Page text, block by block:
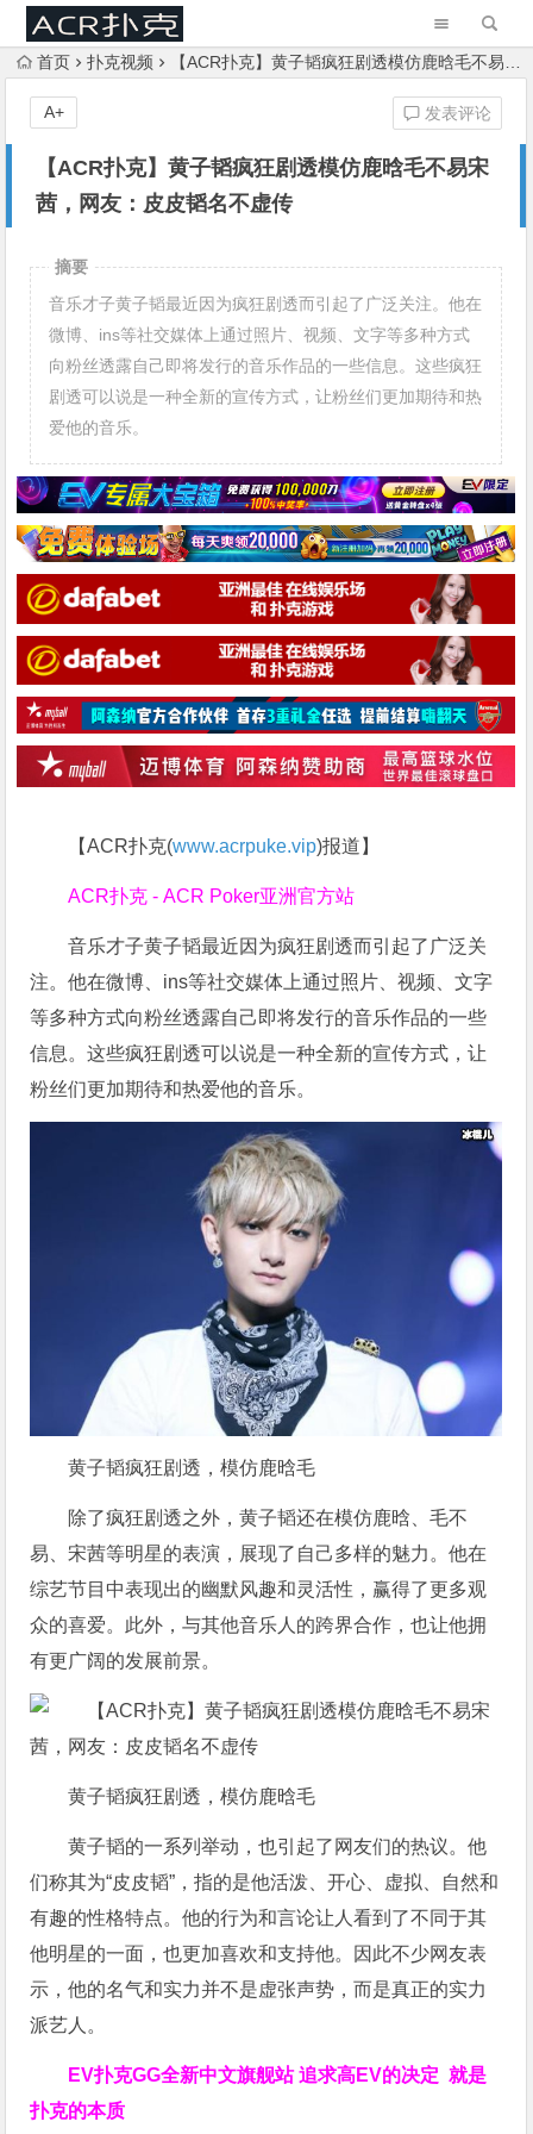
首页 扑克视频 【ACR扑克】黄子韬疯狂剧透模仿鹿晗毛不易宋茜，网友：皮皮韬名不虚传
【ACR扑克】黄子韬疯狂剧透模仿鹿晗毛不易宋
茜，网友：皮皮韬名不虚传
发表评论
A+
摘要
音乐才子黄子韬最近因为疯狂剧透而引起了广泛关注。他在
微博、ins等社交媒体上通过照片、视频、文字等多种方式
向粉丝透露自己即将发行的音乐作品的一些信息。这些疯狂
剧透可以说是一种全新的宣传方式，让粉丝们更加期待和热
爱他的音乐。
【ACR扑克(www.acrpuke.vip)报道】
ACR扑克 - ACR Poker亚洲官方站
音乐才子黄子韬最近因为疯狂剧透而引起了广泛关
注。他在微博、ins等社交媒体上通过照片、视频、文字
等多种方式向粉丝透露自己即将发行的音乐作品的一些
信息。这些疯狂剧透可以说是一种全新的宣传方式，让
粉丝们更加期待和热爱他的音乐。
黄子韬疯狂剧透，模仿鹿晗毛
除了疯狂剧透之外，黄子韬还在模仿鹿晗、毛不
易、宋茜等明星的表演，展现了自己多样的魅力。他在
综艺节目中表现出的幽默风趣和灵活性，赢得了更多观
众的喜爱。此外，与其他音乐人的跨界合作，也让他拥
有更广阔的发展前景。
黄子韬疯狂剧透，模仿鹿晗毛
黄子韬的一系列举动，也引起了网友们的热议。他
们称其为“皮皮韬”，指的是他活泼、开心、虚拟、自然和
有趣的性格特点。他的行为和言论让人看到了不同于其
他明星的一面，也更加喜欢和支持他。因此不少网友表
示，他的名气和实力并不是虚张声势，而是真正的实力
派艺人。
EV扑克GG全新中文旗舰站追求高EV的决定就是
扑克的本质